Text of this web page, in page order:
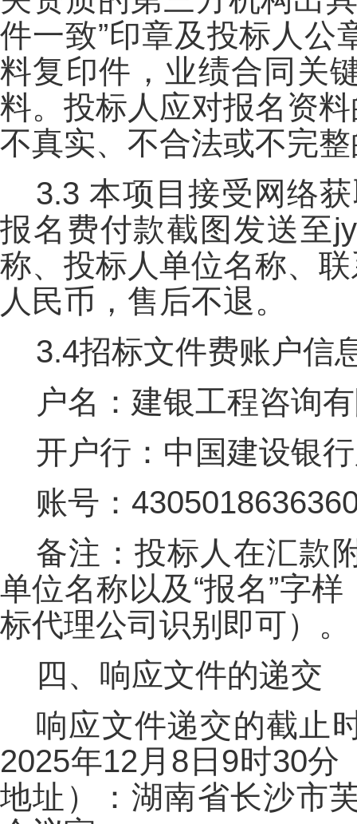
件一致”印章及投标人公
料复印件，业绩合同关
料。投标人应对报名资
不真实、不合法或不完
3.3 本项目接受网络
报名费付款截图发送至
称、投标人单位名称、
人民币，售后不退。
3.4招标文件费账户信
户名：建银工程咨询
开户行：中国建设银
账号：
备注：投标人在汇款
单位名称以及“报名”字
标代理公司识别即可）。
四、响应文件的递交
响应文件递交的截止
2025年12月8日9时30
地址）：湖南省长沙市